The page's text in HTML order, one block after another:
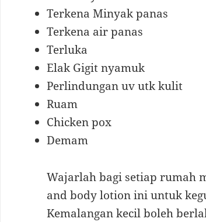
Terkena Minyak panas
Terkena air panas
Terluka
Elak Gigit nyamuk
Perlindungan uv utk kulit
Ruam
Chicken pox
Demam
Wajarlah bagi setiap rumah
and body lotion ini untuk
Kemalangan kecil boleh